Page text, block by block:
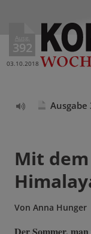
Ausg.
392
03.10.2018
Ausgabe
Mit
Von Anna Hunger